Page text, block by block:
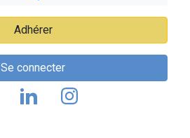
Adhérer
Se connecter